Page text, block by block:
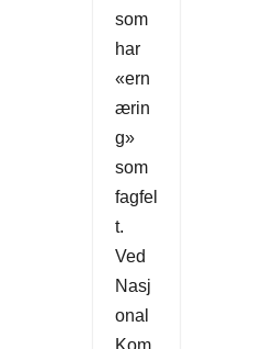
som
har
«ern
ærin
g»
som
fagfel
t.
Ved
Nasj
onal
Kom